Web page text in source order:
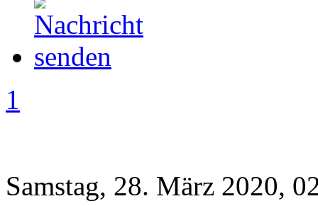
1
Samstag, 28. März 2020,